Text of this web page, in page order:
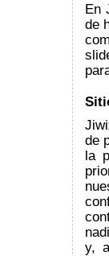
En
de
de
la
y,